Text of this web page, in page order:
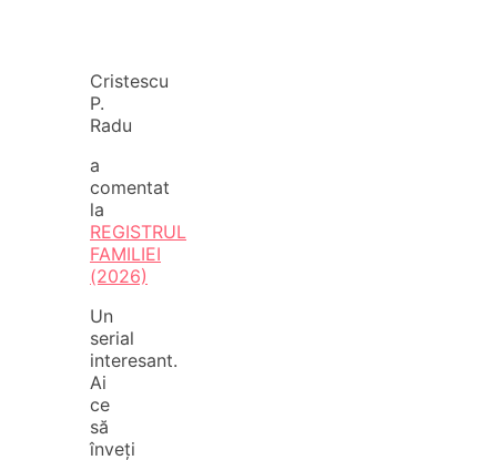
Cristescu
P.
Radu
a
comentat
la
REGISTRUL
FAMILIEI
(2026)
Un
serial
interesant.
Ai
ce
să
înveți